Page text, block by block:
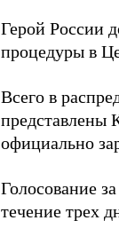
Герой России
процедуры в
Всего в
представлены
официально
Голосование
течение трех